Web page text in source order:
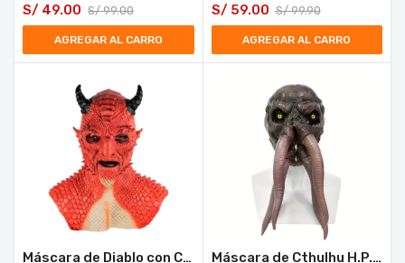
S/99.00
S/ 49.00
AGREGAR AL CARRO
S/99.90
S/59.00
AGREGAR AL CARRO
Máscara de Diablo con Cuernos y Escamas Látex Halloween Máscara de Cthulhu H.P. Lovecraft Látex Halloween